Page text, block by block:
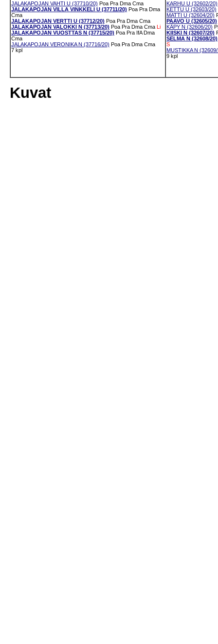
JALAKAPOJAN VAHTI U (37710/20) Poa Pra Dma Cma
JALAKAPOJAN VILLA VINKKELI U (37711/20) Poa Pra Dma
Cma
JALAKAPOJAN VERTTI U (37712/20) Poa Pra Dma Cma
JALAKAPOJAN VALOKKI N (37713/20) Poa Pra Dma Cma Li
JALAKAPOJAN VUOSTTAS N (37715/20) Poa Pra IfA Dma
Cma
JALAKAPOJAN VERONIKA N (37716/20) Poa Pra Dma Cma
7 kpl
KARHU U (32602/20)
KETTU U (32603/20)
MATTI U (32604/20)
PAAVO U (32605/20)
KÄPY N (32606/20)
KIISKI N (32607/20)
SELMA N (32608/20)
S
MUSTIKKA N
9 kpl
Kuvat